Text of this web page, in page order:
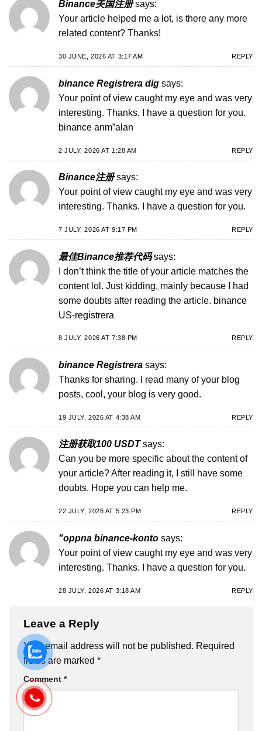
Binance美国注册 says:
Your article helped me a lot, is there any more
related content? Thanks!
30 JUNE, 2026 AT 3:17 AM REPLY
binance Registrera dig says:
Your point of view caught my eye and was very
interesting. Thanks. I have a question for you.
binance anm”alan
2 JULY, 2026 AT 1:28 AM REPLY
Binance注册 says:
Your point of view caught my eye and was very
interesting. Thanks. I have a question for you.
7 JULY, 2026 AT 9:17 PM REPLY
最佳Binance推荐代码 says:
I don’t think the title of your article matches the
content lol. Just kidding, mainly because I had
some doubts after reading the article. binance
US-registrera
8 JULY, 2026 AT 7:38 PM REPLY
binance Registrera says:
Thanks for sharing. I read many of your blog
posts, cool, your blog is very good.
19 JULY, 2026 AT 4:38 AM REPLY
注册获取100 USDT says:
Can you be more specific about the content of
your article? After reading it, I still have some
doubts. Hope you can help me.
22 JULY, 2026 AT 5:23 PM REPLY
"oppna binance-konto says:
Your point of view caught my eye and was very
interesting. Thanks. I have a question for you.
28 JULY, 2026 AT 3:18 AM REPLY
Leave a Reply
Your email address will not be published. Required
fields are marked *
Comment *